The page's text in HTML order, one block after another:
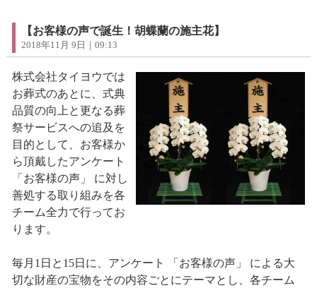
【お客様の声で誕生！胡蝶蘭の施主花】
2018年11月 9日｜09:13
株式会社タイヨウでは
お葬式のあとに、式典
品質の向上と更なる葬
祭サービスへの追及を
目的として、お客様か
ら頂戴したアンケート
「お客様の声」 に対し
善処する取り組みを各
チーム全力で行ってお
ります。
毎月1日と15日に、アンケート 「お客様の声」 による大
切な財産の宝物をその内容ごとにテーマとし、各チーム